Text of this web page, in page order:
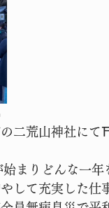
二荒山神社にて
まりどんな一年
して充実した仕